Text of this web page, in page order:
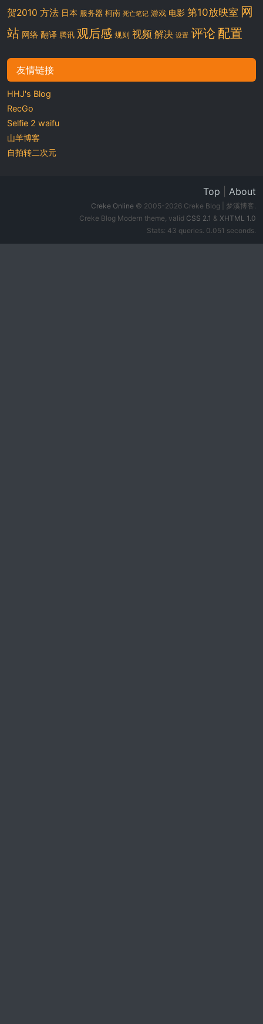
贺2010 方法 日本 服务器 柯南 死亡笔记 游戏 电影 第10放映室 网
站 网络 翻译 腾讯 观后感 规则 视频 解决 设置 评论 配置
友情链接
HHJ's Blog
RecGo
Selfie 2 waifu
山羊博客
自拍转二次元
Top About
Creke Online © 2005-2026 Creke Blog | 梦溪博客.
Creke Blog Modern theme, valid CSS 2.1 & XHTML 1.0
Stats: 43 queries. 0.051 seconds.